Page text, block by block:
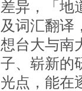
差异，「地
及词汇翻译
想台大与南
子、崭新的
光点，能在